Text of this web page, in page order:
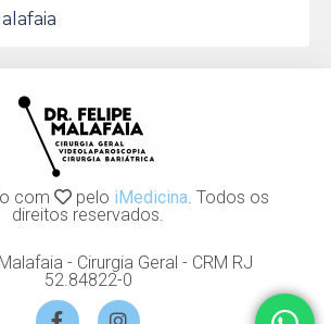
com pelo iMedicina. Todos os
direitos reservados.
- Cirurgia Geral - CRM RJ
52.84822-0